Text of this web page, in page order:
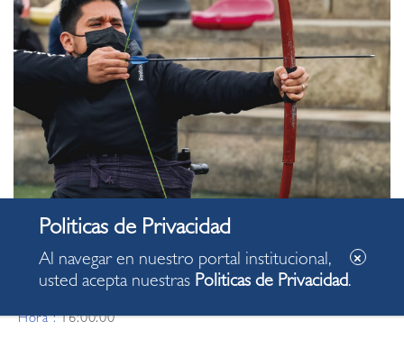
Hora :16:00:00
Al navegar en nuestro portal institucional,
usted acepta nuestras Politicas de Privacidad.